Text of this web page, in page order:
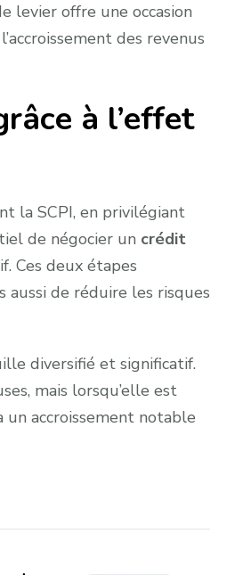
levier offre une occasion
des revenus
à l’effet
la SCPI, en privilégiant
de négocier un crédit
Ces deux étapes
aussi de réduire les risques
diversifié et significatif.
mais lorsqu’elle est
accroissement notable